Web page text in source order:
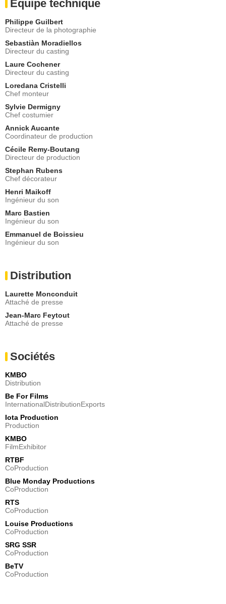
Equipe technique
Philippe Guilbert
Directeur de la photographie
Sebastiàn Moradiellos
Directeur du casting
Laure Cochener
Directeur du casting
Loredana Cristelli
Chef monteur
Sylvie Dermigny
Chef costumier
Annick Aucante
Coordinateur de production
Cécile Remy-Boutang
Directeur de production
Stephan Rubens
Chef décorateur
Henri Maikoff
Ingénieur du son
Marc Bastien
Ingénieur du son
Emmanuel de Boissieu
Ingénieur du son
Distribution
Laurette Monconduit
Attaché de presse
Jean-Marc Feytout
Attaché de presse
Sociétés
KMBO
Distribution
Be For Films
InternationalDistributionExports
Iota Production
Production
KMBO
FilmExhibitor
RTBF
CoProduction
Blue Monday Productions
CoProduction
RTS
CoProduction
Louise Productions
CoProduction
SRG SSR
CoProduction
BeTV
CoProduction